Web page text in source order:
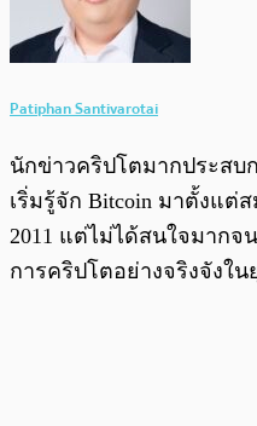
Patiphan Santivarotai
นักข่าวคริปโตมากประสบ
เริ่มรู้จัก Bitcoin มาตั้งแต่
2011 แต่ไม่ได้สนใจมากจ
การคริปโตอย่างจริงจังใ